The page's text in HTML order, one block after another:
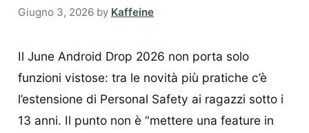
Giugno 3, 2026 by Kaffeine
Il June Android Drop 2026 non porta solo
funzioni vistose: tra le novità più pratiche c’è
l’estensione di Personal Safety ai ragazzi sotto i
13 anni. Il punto non è “mettere una feature in